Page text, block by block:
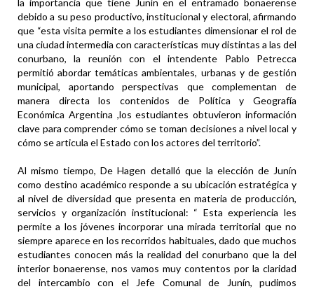
debido a su peso productivo, institucional y electoral, afirmando
que “esta visita permite a los estudiantes dimensionar el rol de
una ciudad intermedia con características muy distintas a las del
conurbano, la reunión con el intendente Pablo Petrecca
permitió abordar temáticas ambientales, urbanas y de gestión
municipal, aportando perspectivas que complementan de
manera directa los contenidos de Política y Geografía
Económica Argentina ,los estudiantes obtuvieron información
clave para comprender cómo se toman decisiones a nivel local y
cómo se articula el Estado con los actores del territorio”.
Al mismo tiempo, De Hagen detalló que la elección de Junín
como destino académico responde a su ubicación estratégica y
al nivel de diversidad que presenta en materia de producción,
servicios y organización institucional: “ Esta experiencia les
permite a los jóvenes incorporar una mirada territorial que no
siempre aparece en los recorridos habituales, dado que muchos
estudiantes conocen más la realidad del conurbano que la del
interior bonaerense, nos vamos muy contentos por la claridad
del intercambio con el Jefe Comunal de Junín, pudimos